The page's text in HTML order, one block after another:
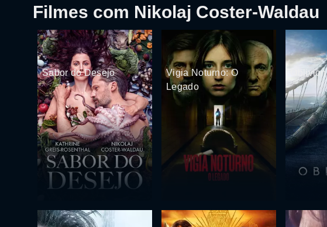
Filmes com Nikolaj Coster-Waldau
Sabor do Desejo
Vigia Noturno: O
Legado
Oblivion